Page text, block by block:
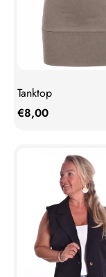
Tanktop
€8,00